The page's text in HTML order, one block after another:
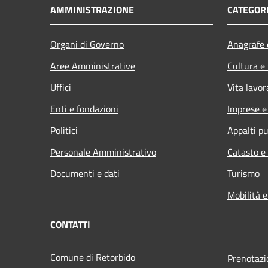
AMMINISTRAZIONE
Organi di Governo
Aree Amministrative
Uffici
Enti e fondazioni
Politici
Personale Amministrativo
Documenti e dati
Cultura
Vita
Imprese
Appalti
Catasto
Turismo
Mobilità
CONTATTI
Comune di Retorbido